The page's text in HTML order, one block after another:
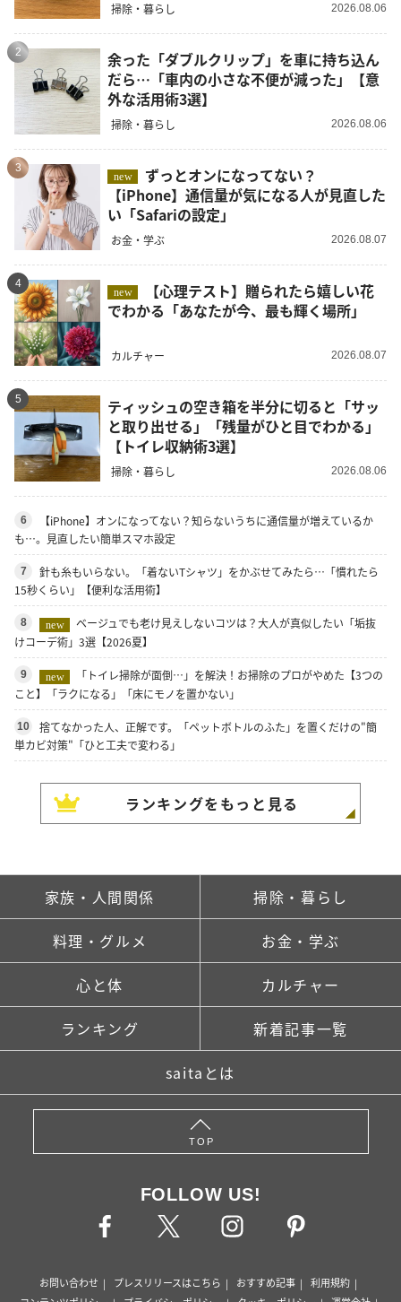
掃除・暮らし 2026.08.06
2
余った「ダブルクリップ」を車に持ち込ん
だら…「車内の小さな不便が減った」【意
外な活用術3選】
掃除・暮らし 2026.08.06
3
new
【iPhone】通信量が気になる人が見直した
い「Safariの設定」
お金・学ぶ 2026.08.07
4
new
でわかる「あなたが今、最も輝く場所」
カルチャー 2026.08.07
5
ティッシュの空き箱を半分に切ると「サッ
と取り出せる」「残量がひと目でわかる」
【トイレ収納術3選】
掃除・暮らし 2026.08.06
6
【iPhone】オンになってない？知らないうちに通信量が増えているか
も…。見直したい簡単スマホ設定
7
針も糸もいらない。「着ないTシャツ」をかぶせてみたら…「慣れたら
15秒くらい」【便利な活用術】
8 new
ベージュでも老け見えしないコツは？大人が真似したい「垢抜
けコーデ術」3選【2026夏】
9 new
「トイレ掃除が面倒…」を解決！お掃除のプロがやめた【3つの
こと】「ラクになる」「床にモノを置かない」
10
捨てなかった人、正解です。「ペットボトルのふた」を置くだけの"簡
単カビ対策"「ひと工夫で変わる」
ランキングをもっと見る
家族・人間関係 掃除・暮らし
料理・グルメ お金・学ぶ
心と体 カルチャー
ランキング 新着記事一覧
saitaとは
TOP
FOLLOW US!
お問い合わせ プレスリリースはこちら おすすめ記事
利用規約